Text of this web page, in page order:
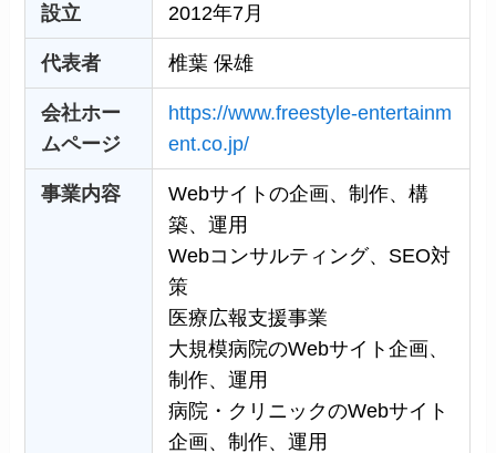
設立 2012年7月
代表者 椎葉 保雄
会社ホー
ムページ
https://www.freestyle-entertainm
ent.co.jp/
事業内容
Webサイトの企画、制作、構
築、運用
Webコンサルティング、SEO対
策
医療広報支援事業
大規模病院のWebサイト企画、
制作、運用
病院・クリニックのWebサイト
企画、制作、運用